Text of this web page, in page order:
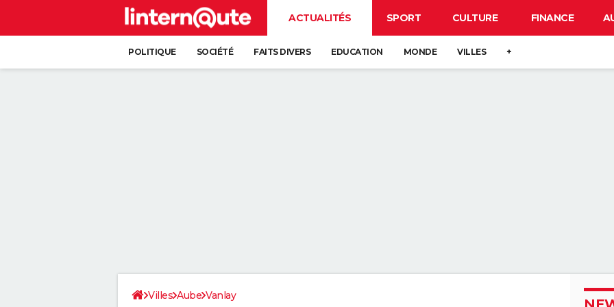
ACTUALITÉS SPORT CULTURE FINANCE
POLITIQUE SOCIÉTÉ FAITS DIVERS EDUCATION MONDE VILLES +
Villes Aube Vanlay